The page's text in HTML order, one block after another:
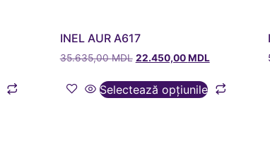
INEL AUR A617
35.635,00MDL 22.450,00MDL
Selectează opțiunile